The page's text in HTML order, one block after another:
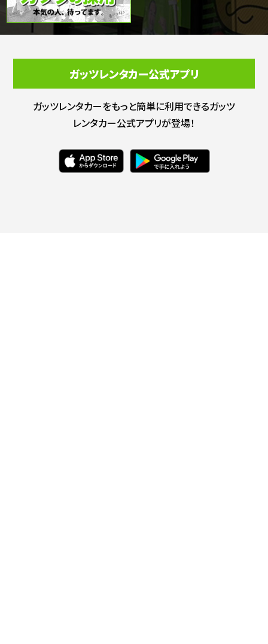
ガッツレンタカー公式アプリ
ガッツレンタカーをもっと簡単に利用できるガッツ
レンタカー公式アプリが登場！